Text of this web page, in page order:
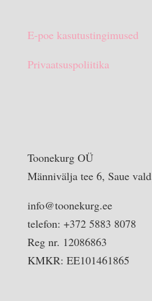
E-poe kasutustingimused
Privaatsuspoliitika
Toonekurg OÜ
Männivälja tee 6, Saue
info@toonekurg.ee
telefon: +372 5883 8078
Reg nr. 12086863
KMKR: EE101461865